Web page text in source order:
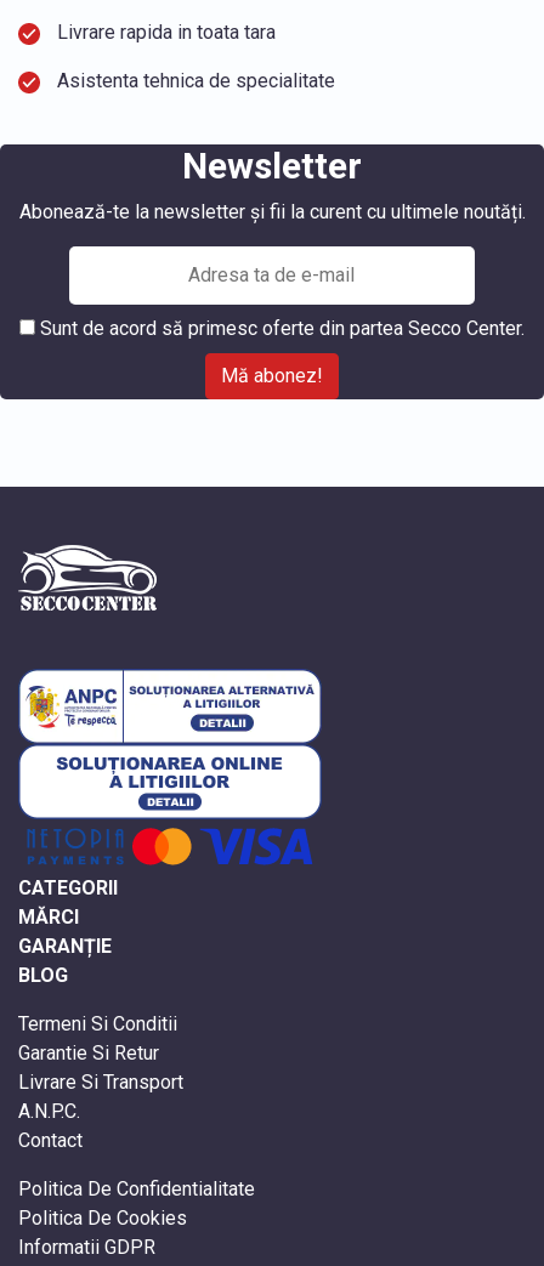
Livrare rapida in toata tara
Asistenta tehnica de specialitate
Newsletter
Abonează-te la newsletter și fii la curent cu ultimele noutăți.
Sunt de acord să primesc oferte din partea Secco Center.
Mă abonez!
CATEGORII
MĂRCI
GARANȚIE
BLOG
Termeni Si Conditii
Garantie Si Retur
Livrare Si Transport
A.N.P.C.
Contact
Politica De Confidentialitate
Politica De Cookies
Informatii GDPR